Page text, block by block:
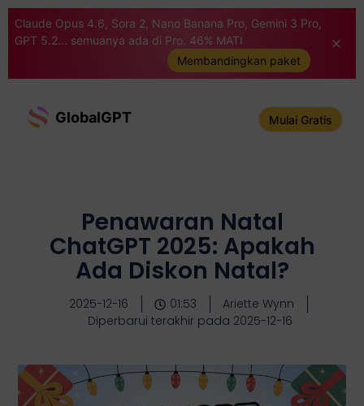
Claude Opus 4.6, Sora 2, Nano Banana Pro, Gemini 3 Pro,
GPT 5.2... semuanya ada di Pro. 46% MATI
Membandingkan paket
GlobalGPT Mulai Gratis
Penawaran Natal
ChatGPT 2025: Apakah
Ada Diskon Natal?
2025-12-16 01:53
Ariette Wynn
Diperbarui terakhir pada 2025-12-16